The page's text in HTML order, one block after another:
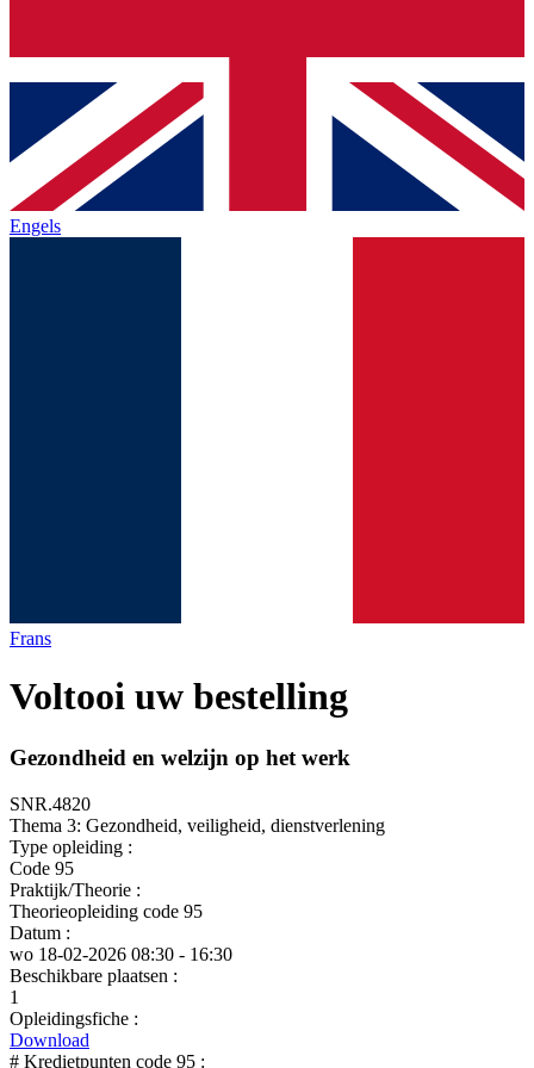
Engels
Frans
Voltooi uw bestelling
Gezondheid en welzijn op het werk
SNR.4820
Thema 3: Gezondheid, veiligheid, dienstverlening
Type opleiding :
Code 95
Praktijk/Theorie :
Theorieopleiding code 95
Datum :
wo 18-02-2026 08:30 - 16:30
Beschikbare plaatsen :
1
Opleidingsfiche :
Download
# Kredietpunten code 95 :